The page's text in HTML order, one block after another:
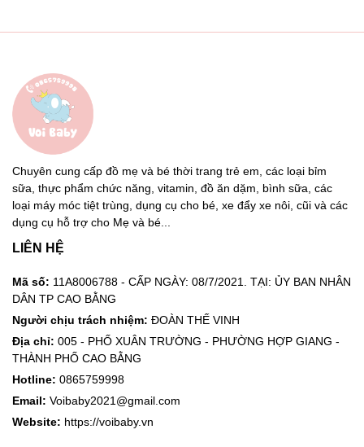
Chuyên cung cấp đồ mẹ và bé thời trang trẻ em, các loại bỉm
sữa, thực phẩm chức năng, vitamin, đồ ăn dặm, bình sữa, các
loại máy móc tiệt trùng, dụng cụ cho bé, xe đẩy xe nôi, cũi và các
dụng cụ hỗ trợ cho Mẹ và bé...
LIÊN HỆ
Mã số: 11A8006788 - CẤP NGÀY: 08/7/2021. TẠI: ỦY BAN NHÂN
DÂN TP CAO BẰNG
Người chịu trách nhiệm: ĐOÀN THẾ VINH
Địa chỉ: 005 - PHỐ XUÂN TRƯỜNG - PHƯỜNG HỢP GIANG -
THÀNH PHỐ CAO BẰNG
Hotline: 0865759998
Email: Voibaby2021@gmail.com
Website: https://voibaby.vn